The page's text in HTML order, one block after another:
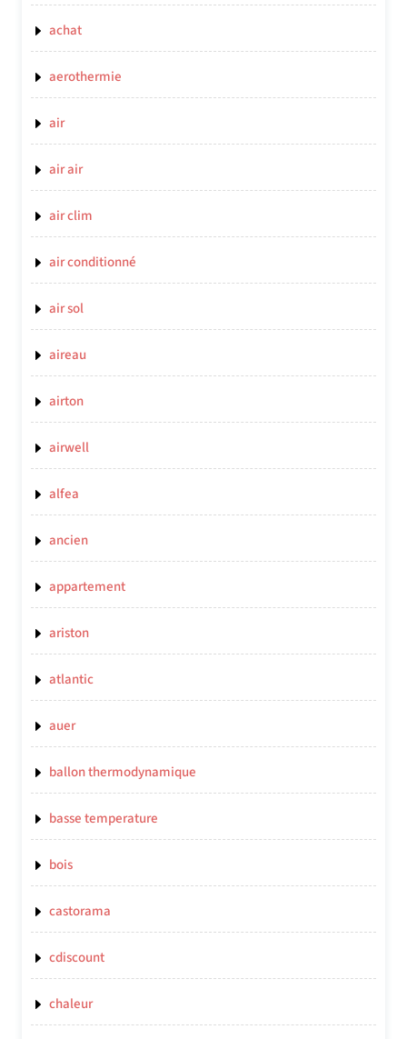
achat
aerothermie
air
air air
air clim
air conditionné
air sol
aireau
airton
airwell
alfea
ancien
appartement
ariston
atlantic
auer
ballon thermodynamique
basse temperature
bois
castorama
cdiscount
chaleur